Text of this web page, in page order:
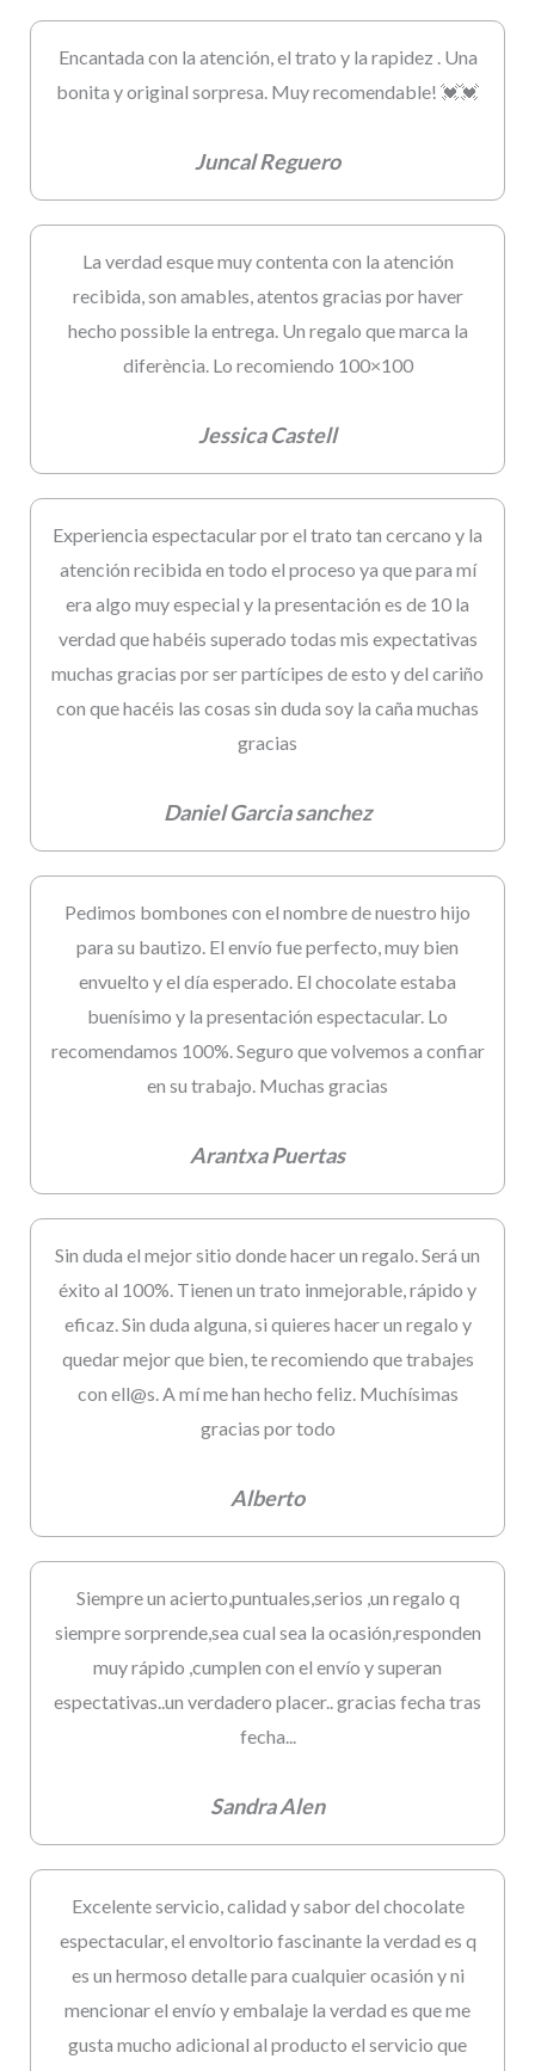
Encantada con la atención, el trato y la rapidez . Una
bonita y original sorpresa. Muy recomendable! 💓💓
Juncal Reguero
La verdad esque muy contenta con la atención
recibida, son amables, atentos gracias por haver
hecho possible la entrega. Un regalo que marca la
diferència. Lo recomiendo 100×100
Jessica Castell
Experiencia espectacular por el trato tan cercano y la
atención recibida en todo el proceso ya que para mí
era algo muy especial y la presentación es de 10 la
verdad que habéis superado todas mis expectativas
muchas gracias por ser partícipes de esto y del cariño
con que hacéis las cosas sin duda soy la caña muchas
gracias
Daniel Garcia sanchez
Pedimos bombones con el nombre de nuestro hijo
para su bautizo. El envío fue perfecto, muy bien
envuelto y el día esperado. El chocolate estaba
buenísimo y la presentación espectacular. Lo
recomendamos 100%. Seguro que volvemos a confiar
en su trabajo. Muchas gracias
Arantxa Puertas
Sin duda el mejor sitio donde hacer un regalo. Será un
éxito al 100%. Tienen un trato inmejorable, rápido y
eficaz. Sin duda alguna, si quieres hacer un regalo y
quedar mejor que bien, te recomiendo que trabajes
con ell@s. A mí me han hecho feliz. Muchísimas
gracias por todo
Alberto
Siempre un acierto,puntuales,serios ,un regalo q
siempre sorprende,sea cual sea la ocasión,responden
muy rápido ,cumplen con el envío y superan
espectativas..un verdadero placer.. gracias fecha tras
fecha...
Sandra Alen
Excelente servicio, calidad y sabor del chocolate
espectacular, el envoltorio fascinante la verdad es q
es un hermoso detalle para cualquier ocasión y ni
mencionar el envío y embalaje la verdad es que me
gusta mucho adicional al producto el servicio que